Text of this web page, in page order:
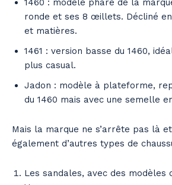
1460 : modèle phare de la
ronde et ses 8 œillets. Décliné
et matières.
1461 : version basse du 1460,
plus casual.
Jadon : modèle à plateforme,
du 1460 mais avec une semelle
Mais la marque ne s’arrête pas là
également d’autres types de
Les sandales, avec des modèles